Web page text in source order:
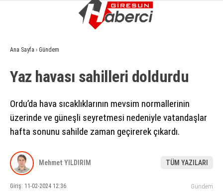
GÜNDEM
EKONOMI
SIYASET
SPOR
Ana Sayfa › Gündem
Yaz havası sahilleri doldurdu
Ordu’da hava sıcaklıklarının mevsim normallerinin
üzerinde ve güneşli seyretmesi nedeniyle vatandaşlar
hafta sonunu sahilde zaman geçirerek çıkardı.
Mehmet YILDIRIM TÜM YAZILARI
Giriş: 11-02-2024 12:36 Gündem